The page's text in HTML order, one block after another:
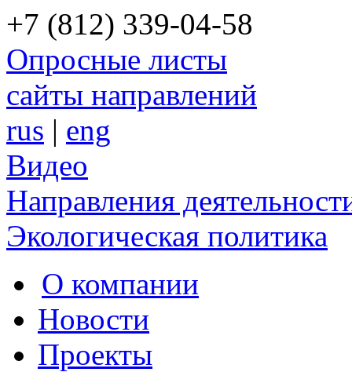
+7 (812) 339-04-58
Опросные листы
сайты направлений
rus | eng
Видео
Направления
Экологическая политика
О компании
Новости
Проекты